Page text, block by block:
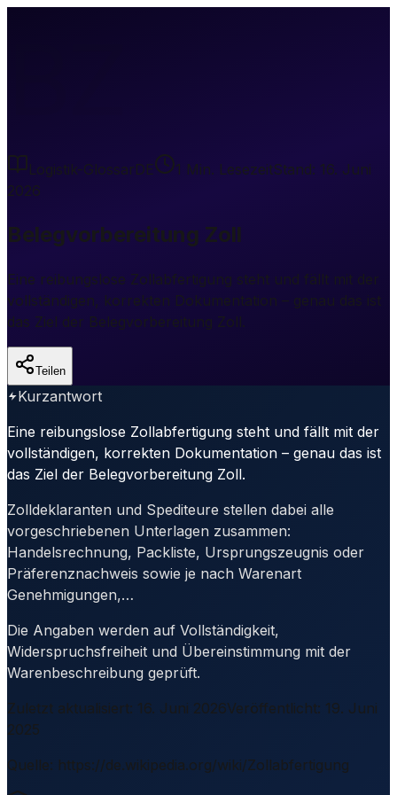
Logistik-GlossarDE 1 Min. LesezeitStand: 16. Juni
2026
Belegvorbereitung Zoll
Eine reibungslose Zollabfertigung steht und fällt mit der
vollständigen, korrekten Dokumentation – genau das ist
das Ziel der Belegvorbereitung Zoll.
Teilen
Kurzantwort
Eine reibungslose Zollabfertigung steht und fällt mit der
vollständigen, korrekten Dokumentation – genau das ist
das Ziel der Belegvorbereitung Zoll.
Zolldeklaranten und Spediteure stellen dabei alle
vorgeschriebenen Unterlagen zusammen:
Handelsrechnung, Packliste, Ursprungszeugnis oder
Präferenznachweis sowie je nach Warenart
Genehmigungen,…
Die Angaben werden auf Vollständigkeit,
Widerspruchsfreiheit und Übereinstimmung mit der
Warenbeschreibung geprüft.
Zuletzt aktualisiert: 16. Juni 2026Veröffentlicht: 19. Juni
2025
Quelle: https://de.wikipedia.org/wiki/Zollabfertigung